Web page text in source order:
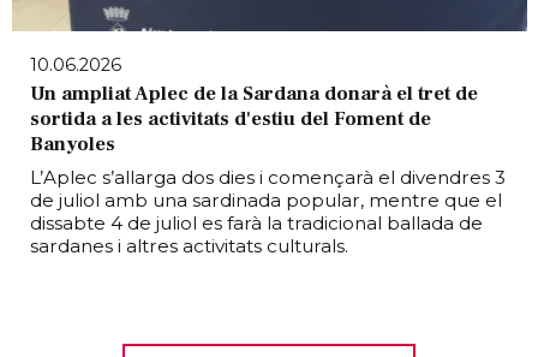
10.06.2026
Un ampliat Aplec de la Sardana donarà el tret de
sortida a les activitats d'estiu del Foment de
Banyoles
L’Aplec s’allarga dos dies i començarà el divendres 3
de juliol amb una sardinada popular, mentre que el
dissabte 4 de juliol es farà la tradicional ballada de
sardanes i altres activitats culturals.